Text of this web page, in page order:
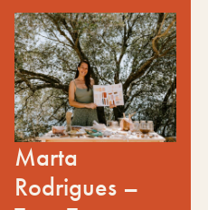
Rede de Oficinas
Design Lab
Formação
Residências Criativas
ProjetosA AcontecerMontra
Sobre Nós
Contactos
Marta
Rodrigues –